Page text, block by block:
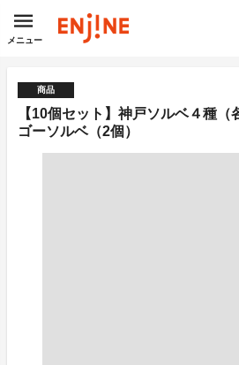
メニュー
商品
【10個セット】神戸ソルベ４種
ゴーソルベ（2個）